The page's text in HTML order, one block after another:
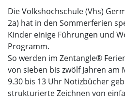
Die Volkshochschule (Vhs)
2a) hat in den Sommerferien
Kinder einige Führungen und
Programm.
So werden im Zentangle®
von sieben bis zwölf Jahren am
9.30 bis 13 Uhr Notizbücher
strukturierte Zeichnen von